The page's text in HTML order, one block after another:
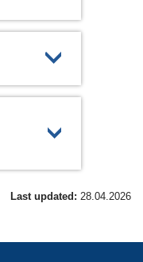
Last updated: 28.04.2026